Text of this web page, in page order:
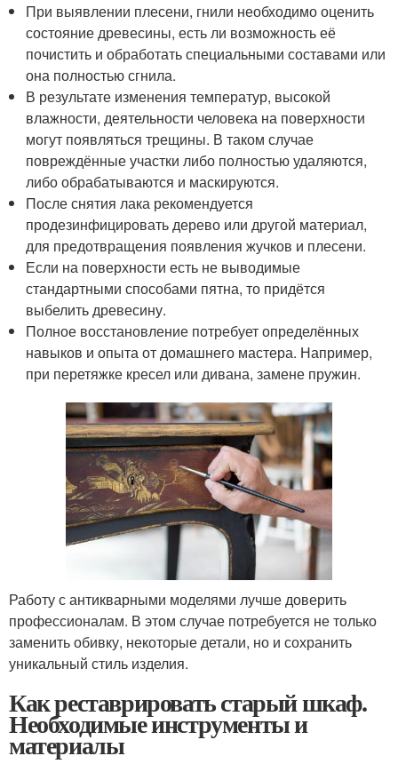
При выявлении плесени, гнили необходимо оценить
состояние древесины, есть ли возможность её
почистить и обработать специальными составами или
она полностью сгнила.
В результате изменения температур, высокой
влажности, деятельности человека на поверхности
могут появляться трещины. В таком случае
повреждённые участки либо полностью удаляются,
либо обрабатываются и маскируются.
После снятия лака рекомендуется
продезинфицировать дерево или другой материал,
для предотвращения появления жучков и плесени.
Если на поверхности есть не выводимые
стандартными способами пятна, то придётся
выбелить древесину.
Полное восстановление потребует определённых
навыков и опыта от домашнего мастера. Например,
при перетяжке кресел или дивана, замене пружин.
Работу с антикварными моделями лучше доверить
профессионалам. В этом случае потребуется не только
заменить обивку, некоторые детали, но и сохранить
уникальный стиль изделия.
Как реставрировать старый шкаф.
Необходимые инструменты и
материалы